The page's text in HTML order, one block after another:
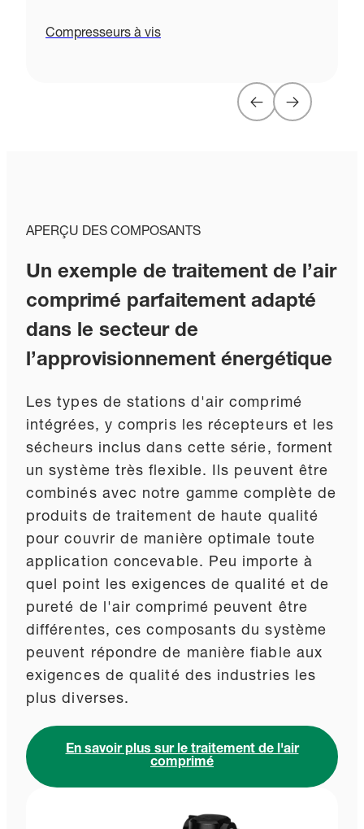
Compresseurs à vis
APERÇU DES COMPOSANTS
Un exemple de traitement de l’air
comprimé parfaitement adapté
dans le secteur de
l’approvisionnement énergétique
Les types de stations d'air comprimé
intégrées, y compris les récepteurs et les
sécheurs inclus dans cette série, forment
un système très flexible. Ils peuvent être
combinés avec notre gamme complète de
produits de traitement de haute qualité
pour couvrir de manière optimale toute
application concevable. Peu importe à
quel point les exigences de qualité et de
pureté de l'air comprimé peuvent être
différentes, ces composants du système
peuvent répondre de manière fiable aux
exigences de qualité des industries les
plus diverses.
En savoir plus sur le traitement de l'air
comprimé